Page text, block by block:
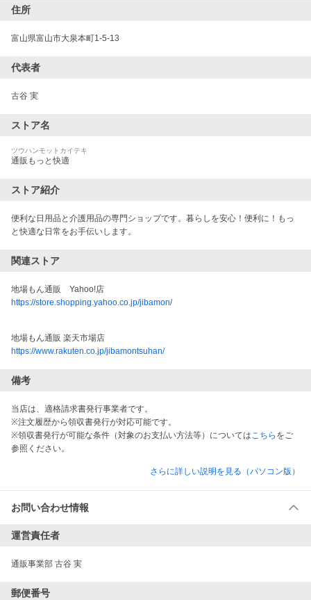
住所
富山県富山市大泉本町1-5-13
代表者
古谷 実
ストア名
ツウハンモットカイテキ
通販もっと快適
ストア紹介
便利な日用品と介護用品の専門ショップです。暮らしを安心！便利に！もっ
と快適な日常をお手伝いします。
関連ストア
地場もん通販　Yahoo!店
https://store.shopping.yahoo.co.jp/jibamon/
地場もん通販 楽天市場店
https://www.rakuten.co.jp/jibamontsuhan/
備考
当店は、適格請求書発行事業者です。
※注文履歴から領収書発行が対応可能です。
※領収書発行が可能な条件（対象のお支払い方法等）についてはこちら をご
参照ください。
さらに詳しい説明を見る（パソコン版）
お問い合わせ情報
運営責任者
通販事業部 古谷 実
郵便番号